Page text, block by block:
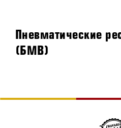
Пневматические
(БМВ)